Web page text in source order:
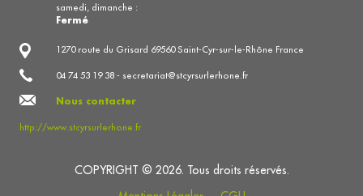
1270 route du Grisard 69560 Saint-Cyr-sur-le-Rhône France
04 74 53 19 38 - secretariat@stcyrsurlerhone.fr
Nous contacter
http://www.stcyrsurlerhone.fr
samedi, dimanche :
Fermé
COPYRIGHT © 2026. Tous droits réservés.